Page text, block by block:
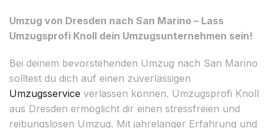
Umzug von Dresden nach San Marino – Lass
Umzugsprofi Knoll dein Umzugsunternehmen sein!
Bei deinem bevorstehenden Umzug nach San Marino
solltest du dich auf einen zuverlässigen
Umzugsservice verlassen können. Umzugsprofi Knoll
aus Dresden ermöglicht dir einen stressfreien und
reibungslosen Umzug. Mit jahrelanger Erfahrung und